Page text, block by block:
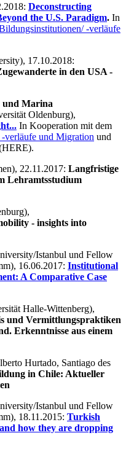
Deconstructing
the U.S. Paradigm. In
-verläufe
17.10.2018:
in den USA -
und Marina
Oldenburg),
In Kooperation mit dem
verläufe und Migration und
22.11.2017: Langfristige
Lehramtsstudium
- insights into
Istanbul und Fellow
16.06.2017: Institutional
A Comparative Case
Halle-Wittenberg),
und Vermittlungspraktiken
Erkenntnisse aus einem
Hurtado, Santiago des
in Chile: Aktueller
Istanbul und Fellow
18.11.2015: Turkish
how they are dropping